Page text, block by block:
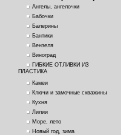
Ангелы, ангелочки
Бабочки
Балерины
Бантики
Вензеля
Виноград
ГИБКИЕ ОТЛИВКИ ИЗ
ПЛАСТИКА
Камеи
Ключи и замочные скважины
Кухня
Лилии
Море, лето
Новый год, зима